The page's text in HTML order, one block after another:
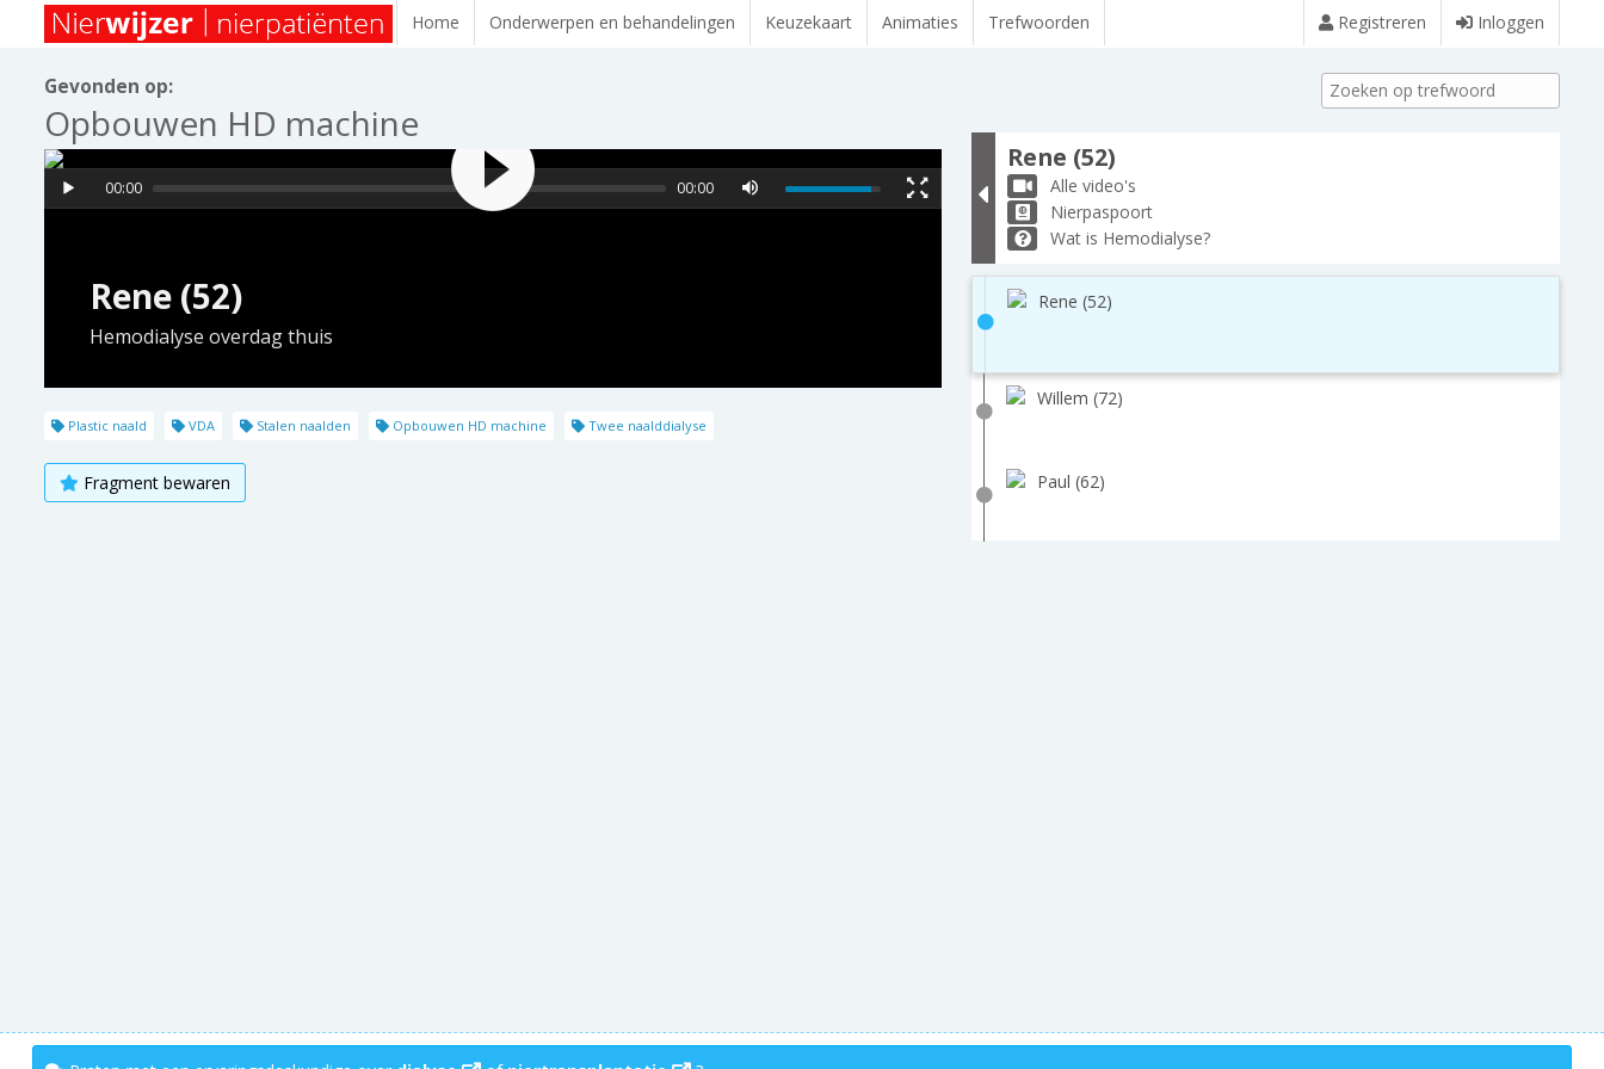
Home Onderwerpen en behandelingen Keuzekaart Animaties Trefwoorden Registreren Inloggen
Gevonden op:
Opbouwen HD machine
Rene (52)
Hemodialyse overdag thuis
00:00 00:00
Plastic naald VDA Stalen naalden Opbouwen HD machine Twee naalddialyse
Fragment bewaren
Rene (52)
Alle video's
Nierpaspoort
Wat is Hemodialyse?
Rene (52)
Willem (72)
Paul (62)